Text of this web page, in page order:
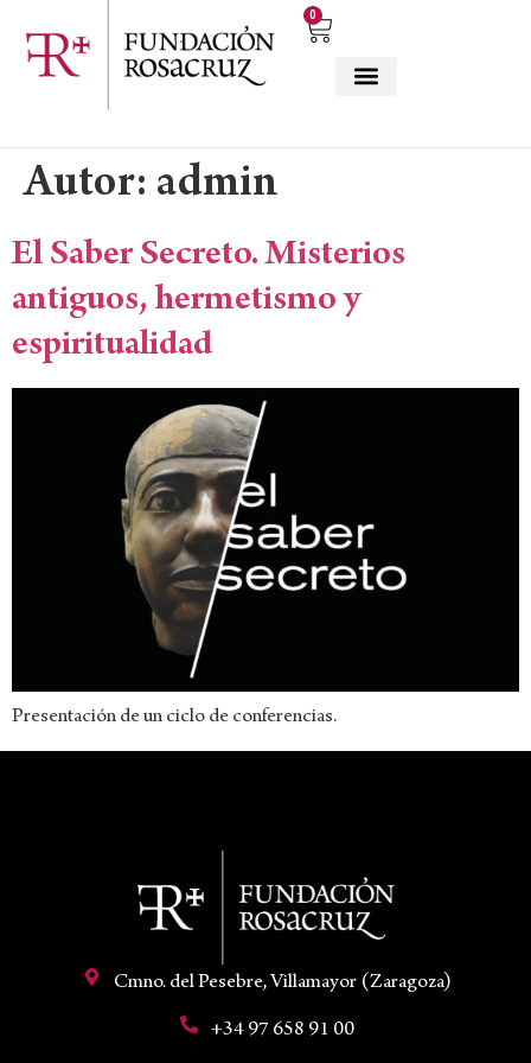
0
Autor: admin
El Saber Secreto. Misterios
antiguos, hermetismo y
espiritualidad
Presentación de un ciclo de conferencias.
Cmno. del Pesebre, Villamayor (Zaragoza)
+34 97 658 91 00